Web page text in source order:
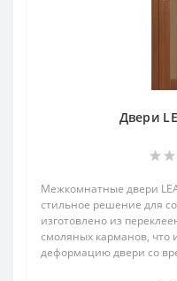
Двери
Межкомнатные двери
стильное решение для
изготовлено из
смоляных карманов, что
деформацию двери со